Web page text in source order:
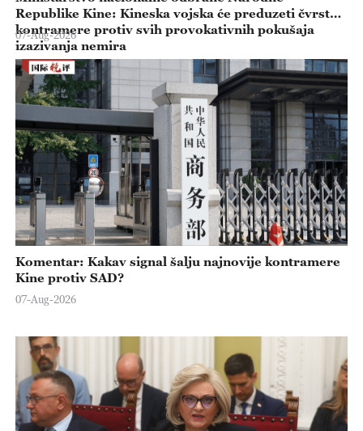
Republike Kine: Kineska vojska će preduzeti čvrste
kontramere protiv svih provokativnih pokušaja
izazivanja nemira
07-Aug-2026
Komentar: Kakav signal šalju najnovije kontramere
Kine protiv SAD?
07-Aug-2026